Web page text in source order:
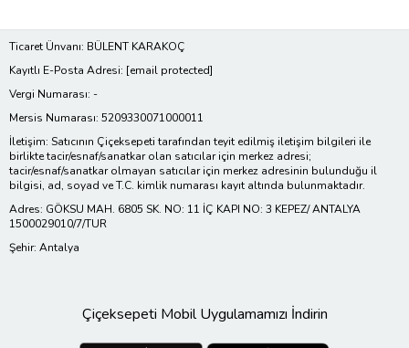
Ticaret Ünvanı: BÜLENT KARAKOÇ
Kayıtlı E-Posta Adresi: [email protected]
Vergi Numarası: -
Mersis Numarası: 5209330071000011
İletişim: Satıcının Çiçeksepeti tarafından teyit edilmiş iletişim bilgileri ile
birlikte tacir/esnaf/sanatkar olan satıcılar için merkez adresi;
tacir/esnaf/sanatkar olmayan satıcılar için merkez adresinin bulunduğu il
bilgisi, ad, soyad ve T.C. kimlik numarası kayıt altında bulunmaktadır.
Adres: GÖKSU MAH. 6805 SK. NO: 11 İÇ KAPI NO: 3 KEPEZ/ ANTALYA
1500029010/7/TUR
Şehir: Antalya
Çiçeksepeti Mobil Uygulamamızı İndirin